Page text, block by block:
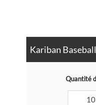
Kariban
Quantité